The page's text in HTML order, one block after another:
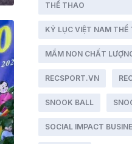
THỂ THAO
KỶ LỤC VIỆT NAM THỂ
MẦM NON CHẤT
RECSPORT.VN
SNOOK BALL
SOCIAL IMPACT